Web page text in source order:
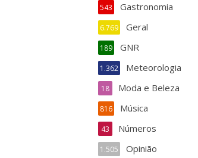
Gastronomia
543
Geral
6.769
GNR
189
Meteorologia
1.362
Moda e Beleza
18
Música
816
Números
43
Opinião
1.505